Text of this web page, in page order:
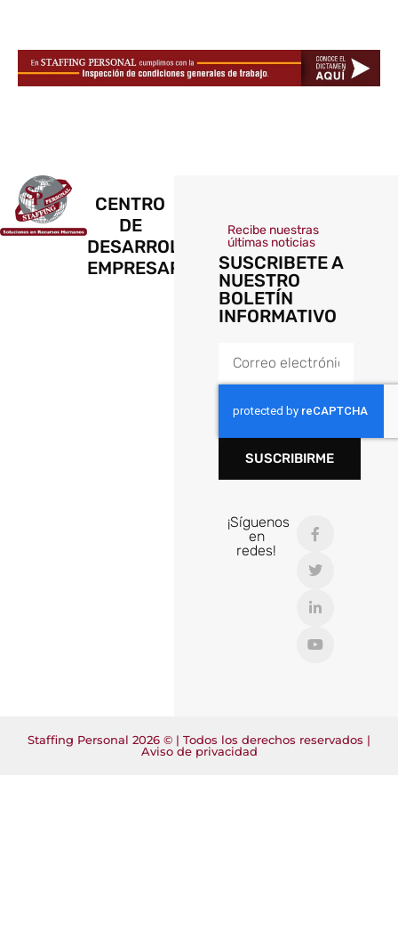
CENTRO
DE
DESARROLLO
EMPRESARIAL
Recibe nuestras
últimas noticias
SUSCRIBETE A
NUESTRO
BOLETÍN
INFORMATIVO
SUSCRIBIRME
¡Síguenos
en
redes!
Staffing Personal 2026 © | Todos los derechos reservados |
Aviso de privacidad